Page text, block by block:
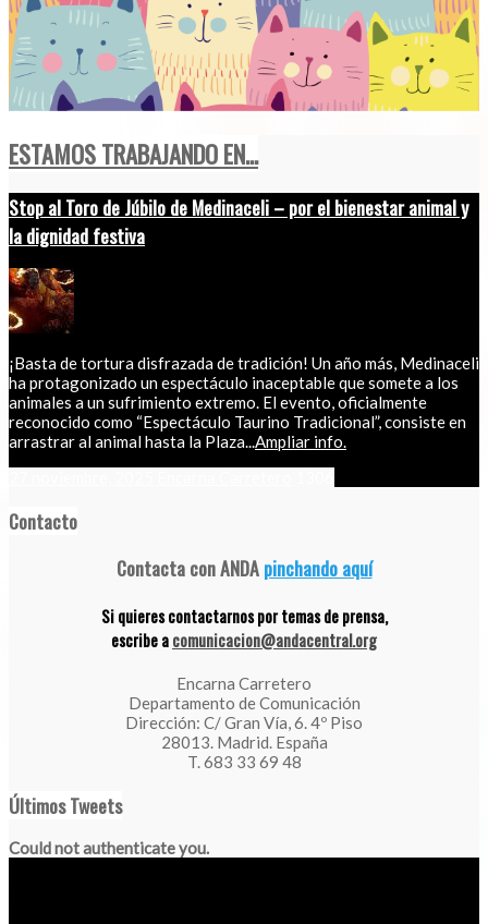
ESTAMOS TRABAJANDO EN...
Stop al Toro de Júbilo de Medinaceli – por el bienestar animal y
la dignidad festiva
¡Basta de tortura disfrazada de tradición! Un año más, Medinaceli
ha protagonizado un espectáculo inaceptable que somete a los
animales a un sufrimiento extremo. El evento, oficialmente
reconocido como “Espectáculo Taurino Tradicional”, consiste en
arrastrar al animal hasta la Plaza...Ampliar info.
Contacto
Contacta con ANDApinchando aquí
Si quieres contactarnos por temas de prensa,
escribe acomunicacion@andacentral.org
Encarna Carretero
Departamento de Comunicación
Dirección: C/ Gran Vía, 6. 4º Piso
28013. Madrid. España
T. 683 33 69 48
Últimos Tweets
Could not authenticate you.